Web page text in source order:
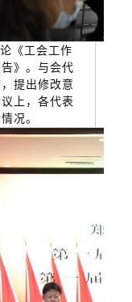
《工会工作
》。与会代
提出修改意
上，各代表
况。